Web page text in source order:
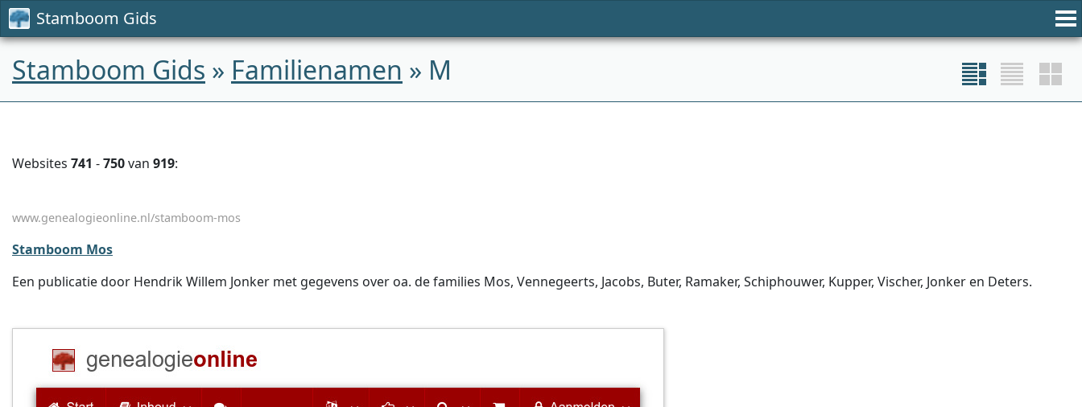
Stamboom Gids
Stamboom Gids » Familienamen » M
Websites 741 -750van 919:
www.genealogieonline.nl/stamboom-mos
Stamboom Mos
Een publicatie door Hendrik Willem Jonker met gegevens over oa. de families Mos, Vennegeerts, Jacobs, Buter, Ramaker, Schiphouwer, Kupper, Vischer, Jonker en Deters.